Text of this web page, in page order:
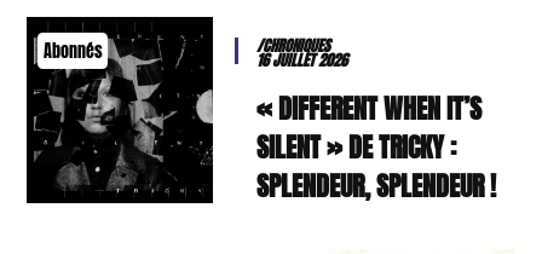
Abonnés /CHRONIQUES
16 JUILLET 2026
« DIFFERENT WHEN IT’S
SILENT » DE TRICKY :
SPLENDEUR, SPLENDEUR !